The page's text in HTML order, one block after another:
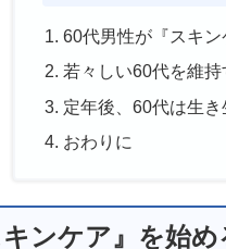
60代男性が『スキ
若々しい60代を維
定年後、60代は生
おわりに
ンケア』を始め